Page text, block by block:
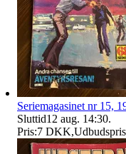
Seriemagasinet nr 15,
Sluttid12 aug. 14:30.
Pris:7 DKK,Udbudspris